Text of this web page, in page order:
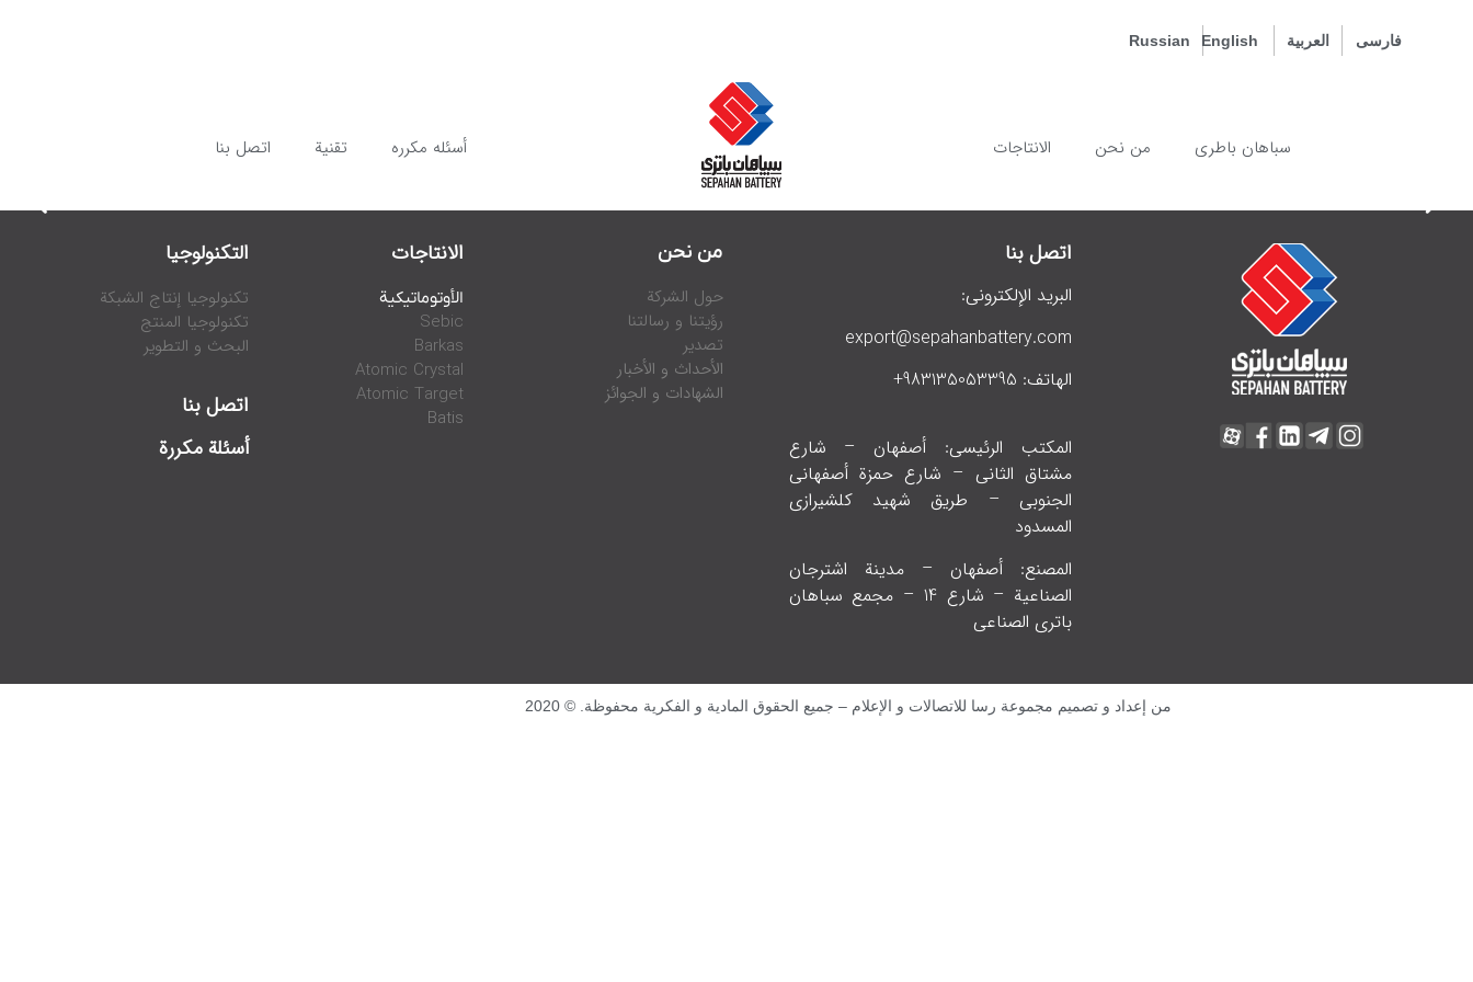
فارسی العربية English
Russian
سباهان باطری من نحن الانتاجات أسئله مکرره تقنية اتصل بنا
اتصل بنا
البريد الإلكتروني:
export@sepahanbattery.com
الهاتف: 983135053395+
المكتب الرئيسي: أصفهان – شارع
مشتاق الثاني – شارع حمزة أصفهاني
الجنوبي – طريق شهيد كلشيرازي
المسدود
المصنع: أصفهان – مدينة اشترجان
الصناعية – شارع 14 – مجمع سباهان
باتري الصناعي
من نحن
حول الشركة
رؤيتنا و رسالتنا
تصدیر
الأحداث و الأخبار
الشهادات و الجوائز
الانتاجات
الأوتوماتيكية
Sebic
Barkas
Atomic Crystal
Atomic Target
Batis
التكنولوجيا
تكنولوجيا إنتاج الشبكة
تكنولوجيا المنتج
البحث و التطوير
اتصل بنا
أسئلة مكررة
من إعداد و تصميم مجموعة رسا للاتصالات و الإعلام – جميع الحقوق المادية و الفكرية محفوظة. © 2020